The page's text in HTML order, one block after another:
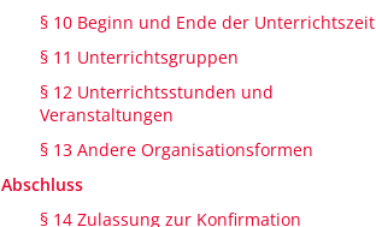
§ 10 Beginn und Ende der Unterrichtszeit
§ 11 Unterrichtsgruppen
§ 12 Unterrichtsstunden und
Veranstaltungen
§ 13 Andere Organisationsformen
Abschluss
§ 14 Zulassung zur Konfirmation